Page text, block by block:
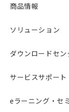
商品情報
ソリューション
ダウンロードセン
サービスサポート
eラーニング・セ